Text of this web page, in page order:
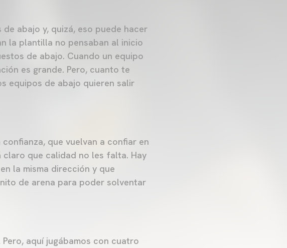
abajo y, quizá, eso puede hacer
la plantilla no pensaban al inicio
de abajo. Cuando un equipo
es grande. Pero, cuanto te
equipos de abajo quieren salir
que vuelvan a confiar en
claro que calidad no les falta. Hay
la misma dirección y que
de arena para poder solventar
aquí jugábamos con cuatro